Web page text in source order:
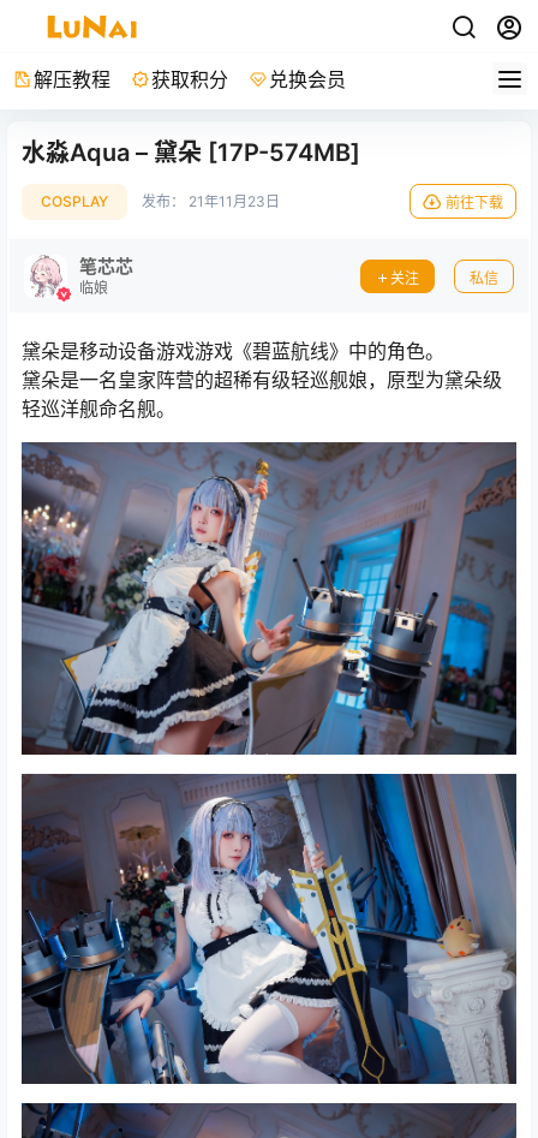
解压教程 获取积分 兑换会员
水淼Aqua – 黛朵 [17P-574MB]
COSPLAY 发布： 21年11月23日 前往下载
笔芯芯
临娘
关注 私信
黛朵是移动设备游戏游戏《碧蓝航线》中的角色。
黛朵是一名皇家阵营的超稀有级轻巡舰娘，原型为黛朵级
轻巡洋舰命名舰。